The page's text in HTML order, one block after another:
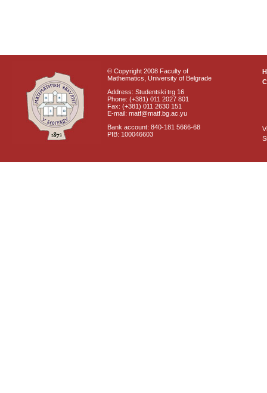
© Copyright 2008 Faculty of
Mathematics, University of Belgrade
Address: Studentski trg 16
Phone: (+381) 011 2027 801
Fax: (+381) 011 2630 151
E-mail: matf@matf.bg.ac.yu
Bank account: 840-181 5666-68
PIB: 100046603